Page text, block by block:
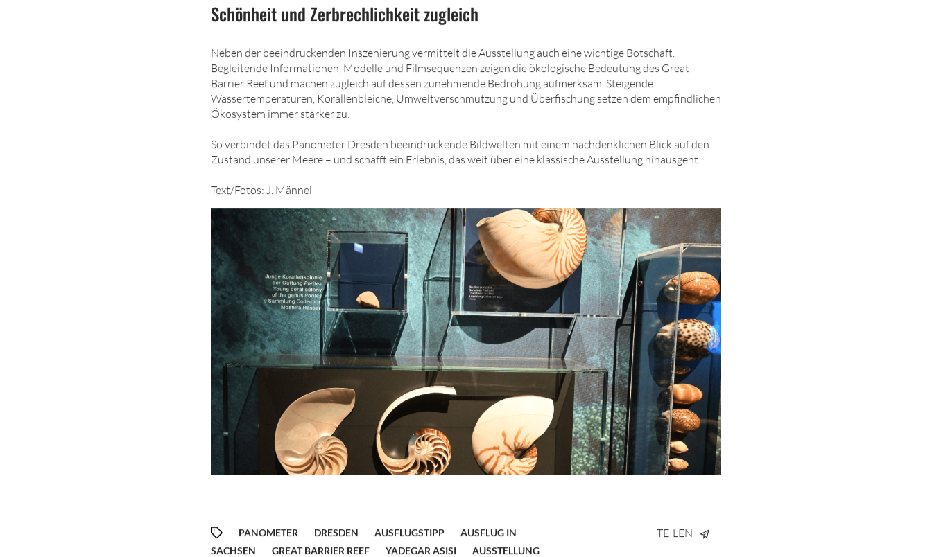
Schönheit und Zerbrechlichkeit zugleich
Neben der beeindruckenden Inszenierung vermittelt die Ausstellung auch eine wichtige Botschaft.
Begleitende Informationen, Modelle und Filmsequenzen zeigen die ökologische Bedeutung des Great
Barrier Reef und machen zugleich auf dessen zunehmende Bedrohung aufmerksam. Steigende
Wassertemperaturen, Korallenbleiche, Umweltverschmutzung und Überfischung setzen dem empfindlichen
Ökosystem immer stärker zu.
So verbindet das Panometer Dresden beeindruckende Bildwelten mit einem nachdenklichen Blick auf den
Zustand unserer Meere – und schafft ein Erlebnis, das weit über eine klassische Ausstellung hinausgeht.
Text/Fotos: J. Männel
PANOMETER DRESDEN AUSFLUGSTIPP
AUSFLUG IN
SACHSEN
GREAT BARRIER REEF YADEGAR ASISI AUSSTELLUNG
TEILEN